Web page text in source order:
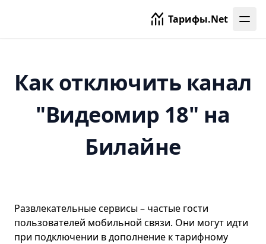
Тарифы.Net
Как отключить канал
"Видеомир 18" на
Билайне
Развлекательные сервисы – частые гости
пользователей мобильной связи. Они могут идти
при подключении в дополнение к тарифному